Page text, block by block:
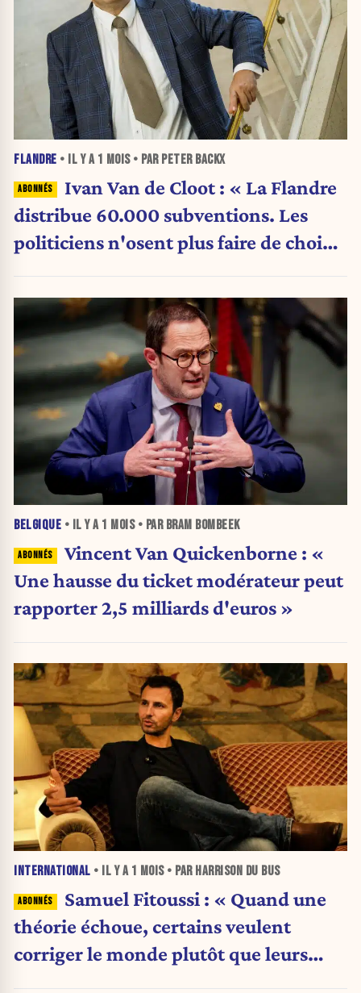
FLANDRE • IL Y A 1 MOIS• PAR PETER BACKX
Ivan Van de Cloot : « La Flandre
distribue 60.000 subventions. Les
politiciens n'osent plus faire de choix.
BELGIQUE • IL Y A 1 MOIS• PAR BRAM BOMBEEK
Vincent Van Quickenborne : «
Une hausse du ticket modérateur peut
rapporter 2,5 milliards d'euros »
INTERNATIONAL • IL Y A 1 MOIS• PAR HARRISON DU BUS
Samuel Fitoussi : « Quand une
théorie échoue, certains veulent
corriger le monde plutôt que leurs